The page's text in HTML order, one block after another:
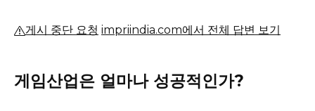
게시 중단 요청 impriindia.com에서 전체 답변 보기
게임산업은 얼마나 성공적인가?